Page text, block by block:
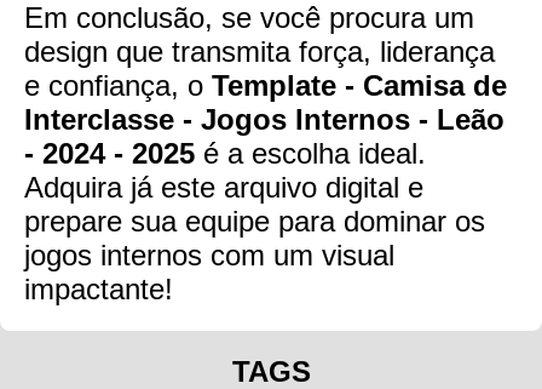
Em conclusão, se você procura um
design que transmita força, liderança
e confiança, o Template - Camisa de
Interclasse - Jogos Internos - Leão
- 2024 - 2025 é a escolha ideal.
Adquira já este arquivo digital e
prepare sua equipe para dominar os
jogos internos com um visual
impactante!
TAGS